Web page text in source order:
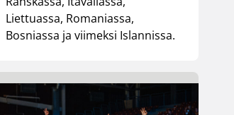
Liettuassa, Romaniassa,
Bosniassa ja viimeksi Islannissa.